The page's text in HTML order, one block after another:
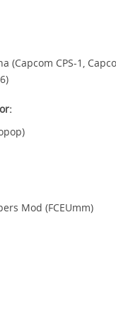
(Capcom CPS-1,
Mod (FCEUmm)